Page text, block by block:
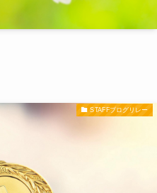
STAFFブログリレー